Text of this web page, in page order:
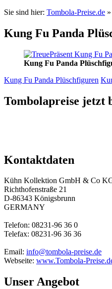
Sie sind hier: Tombola-Preise.de »
Kung Fu Panda
Kung Fu Panda
Kung Fu Panda Plüschfiguren
Tombolapreise jetzt
Kontaktdaten
Kühn Kollektion GmbH & Co
Richthofenstraße 21
D-86343 Königsbrunn
GERMANY
Telefon: 08231-96 36 0
Telefax: 08231-96 36 36
Email: info@tombola-preise.de
Webseite: www.Tombola-
Unser Angebot